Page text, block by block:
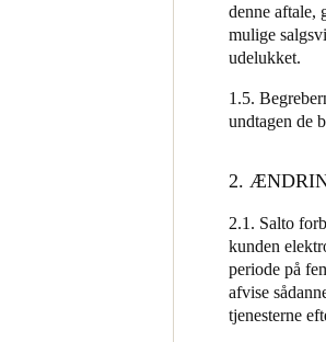
denne aftale,
mulige
udelukket.
1.5.
undtagen de
2.
2.1. Salto
kunden
periode på
afvise
tjenesterne